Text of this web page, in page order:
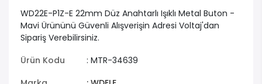
WD22E-P1Z-E 22mm Düz Anahtarlı Işıklı Metal Buton -
Mavi Ürününü Güvenli Alışverişin Adresi Voltaj'dan
Sipariş Verebilirsiniz.
Ürün Kodu
: MTR-34639